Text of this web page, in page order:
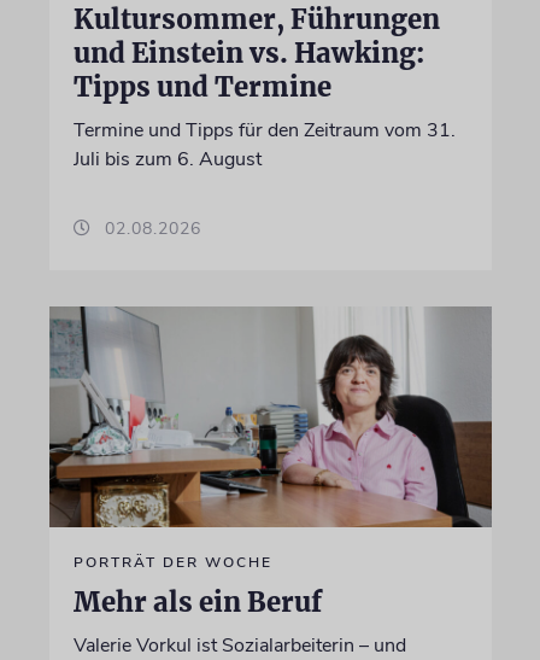
Kultursommer, Führungen
und Einstein vs. Hawking:
Tipps und Termine
Termine und Tipps für den Zeitraum vom 31.
Juli bis zum 6. August
02.08.2026
PORTRÄT DER WOCHE
Mehr als ein Beruf
Valerie Vorkul ist Sozialarbeiterin – und